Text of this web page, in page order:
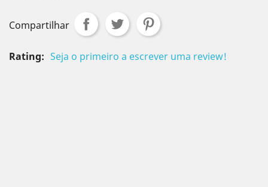
Compartilhar
Rating: Seja o primeiro a escrever uma review!